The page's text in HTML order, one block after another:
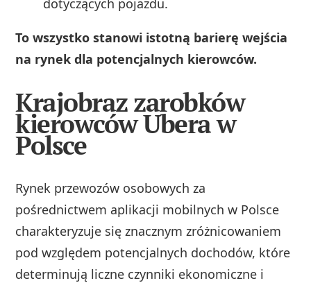
dotyczących pojazdu.
To wszystko stanowi istotną barierę wejścia
na rynek dla potencjalnych kierowców.
Krajobraz zarobków
kierowców Ubera w
Polsce
Rynek przewozów osobowych za
pośrednictwem aplikacji mobilnych w Polsce
charakteryzuje się znacznym zróżnicowaniem
pod względem potencjalnych dochodów, które
determinują liczne czynniki ekonomiczne i